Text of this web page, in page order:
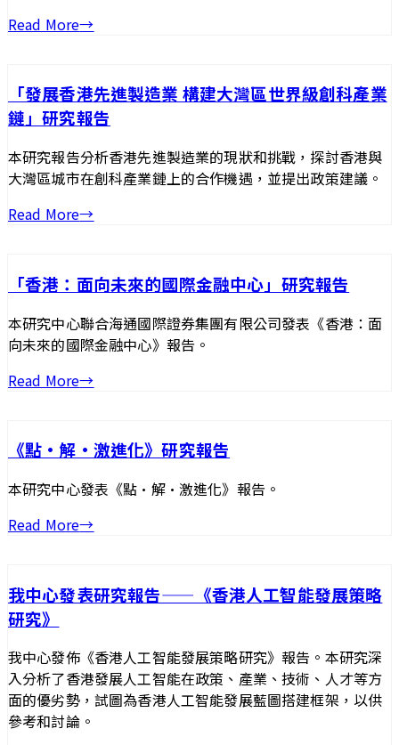
Read More→
「發展香港先進製造業 構建大灣區世界級創科產業
鏈」研究報告
本研究報告分析香港先進製造業的現狀和挑戰，探討香港與
大灣區城市在創科產業鏈上的合作機遇，並提出政策建議。
Read More→
「香港：面向未來的國際金融中心」研究報告
本研究中心聯合海通國際證券集團有限公司發表《香港：面
向未來的國際金融中心》報告。
Read More→
《點·解·激進化》研究報告
本研究中心發表《點·解·激進化》報告。
Read More→
我中心發表研究報告——《香港人工智能發展策略
研究》
我中心發佈《香港人工智能發展策略研究》報告。本研究深
入分析了香港發展人工智能在政策、產業、技術、人才等方
面的優劣勢，試圖為香港人工智能發展藍圖搭建框架，以供
參考和討論。